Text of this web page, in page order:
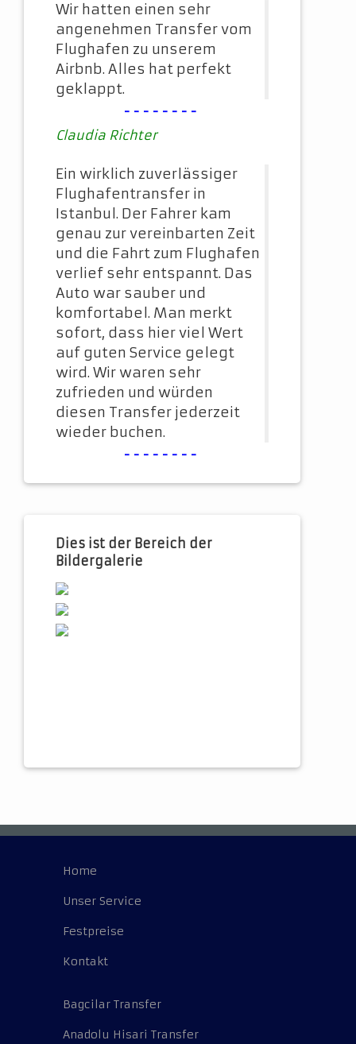
Wir hatten einen sehr
angenehmen Transfer vom
Flughafen zu unserem
Airbnb. Alles hat perfekt
geklappt.
--------
Claudia Richter
Ein wirklich zuverlässiger
Flughafentransfer in
Istanbul. Der Fahrer kam
genau zur vereinbarten Zeit
und die Fahrt zum Flughafen
verlief sehr entspannt. Das
Auto war sauber und
komfortabel. Man merkt
sofort, dass hier viel Wert
auf guten Service gelegt
wird. Wir waren sehr
zufrieden und würden
diesen Transfer jederzeit
wieder buchen.
--------
Dies ist der Bereich der
Bildergalerie
Home
Unser Service
Festpreise
Kontakt
Bagcilar Transfer
Anadolu Hisari Transfer